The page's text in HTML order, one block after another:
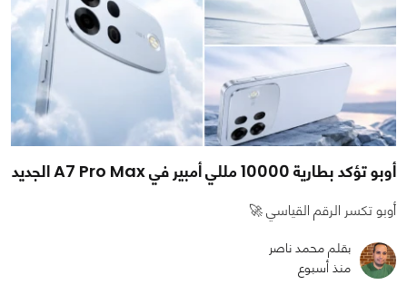
أوبو تؤكد بطارية 10000 مللي أمبير في A7 Pro Max الجديد
أوبو تكسر الرقم القياسي 🚀
بقلم محمد ناصر
منذ أسبوع